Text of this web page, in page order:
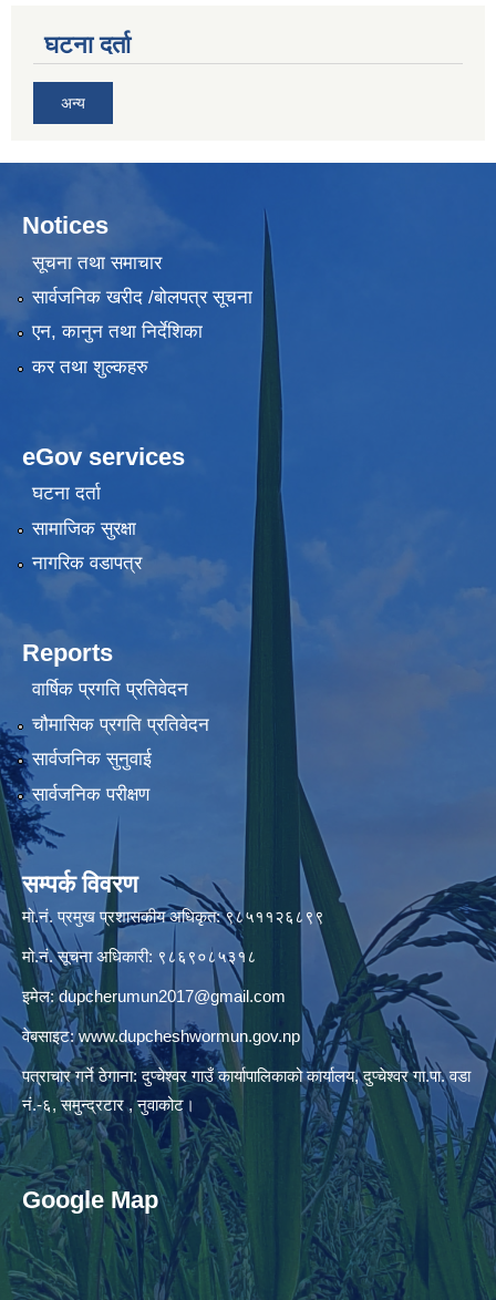
घटना दर्ता
अन्य
Notices
सूचना तथा समाचार
सार्वजनिक खरीद /बोलपत्र सूचना
एन, कानुन तथा निर्देशिका
कर तथा शुल्कहरु
eGov services
घटना दर्ता
सामाजिक सुरक्षा
नागरिक वडापत्र
Reports
वार्षिक प्रगति प्रतिवेदन
चौमासिक प्रगति प्रतिवेदन
सार्वजनिक सुनुवाई
सार्वजनिक परीक्षण
सम्पर्क विवरण
मो.नं. प्रमुख प्रशासकीय अधिकृत: ९८५११२६८९९
मो.नं. सूचना अधिकारी: ९८६९०८५३१८
इमेल:dupcherumun2017@gmail.com
वेबसाइट:www.dupcheshwormun.gov.np
पत्राचार गर्ने ठेगाना: दुप्चेश्वर गाउँ कार्यापालिकाको कार्यालय, दुप्चेश्वर गा.पा. वडा
नं.-६, समुन्द्रटार , नुवाकोट।
Google Map